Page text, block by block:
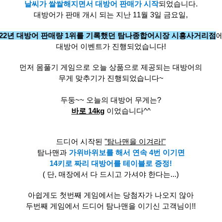
날씨가 쌀쌀해지면서 대방어 판매가 시작되었습니다.
대방어가 판매 개시 되는 지난 11월 3일 금요일,
년 대방어 판매량 1위를 기록했던 탐나종합어시장 시흥사거리점
대방어 이벤트가 진행되었습니다!
먼저 몸풀기 게임으로 오늘 상품으로 제공되는 대방어의
무게 맞추기가 진행되었습니다~
두둥~~ 오늘의 대방어 무게는?
바로 14kg 이었습니다^^
드디어 시작된"탐나맨을 이겨라!"
탐나맨과 가위바위보를 해서 연속 4번 이기면
14키로 짜리 대방어를 테이블로 증정!
( 단, 매장에서 다 드시고 가셔야 한다는...)
아쉽게도 첫번째 게임에서는 당첨자가 나오지 않아
두번째 게임에서 드디어 탐나맨을 이기신 고객님이!!